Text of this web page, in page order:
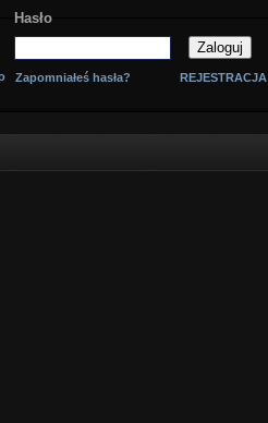
Hasło
Zapomniałeś hasła? REJESTRACJA